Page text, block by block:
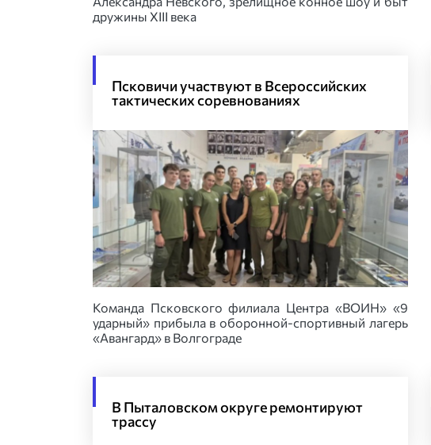
дружины XIII века
Псковичи участвуют в Всероссийских
тактических соревнованиях
Команда Псковского филиала Центра «ВОИН» «9
ударный» прибыла в оборонной-спортивный лагерь
«Авангард» в Волгограде
В Пыталовском округе ремонтируют
трассу